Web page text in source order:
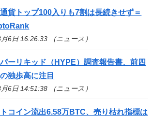
貨トップ100入りも7割は長続きせず＝
6日 16:26:33 （ニュース）
ーリキッド（HYPE）調査報告書、前四
独歩高に注目
6日 14:51:38 （ニュース）
コイン流出6.58万BTC、売り枯れ指標は